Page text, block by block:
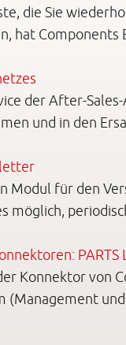
die Sie
hat
der After-
und in den
Modul für den
möglich,
PARTS
Konnektor
(Management